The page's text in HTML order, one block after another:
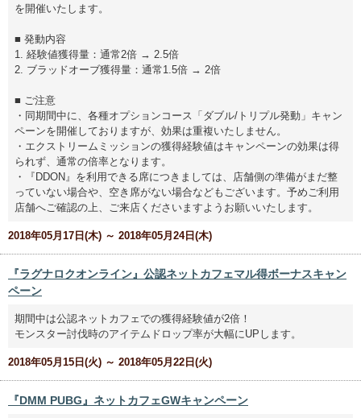
を開催いたします。
■ 発動内容
1. 経験値獲得量：通常2倍 → 2.5倍
2. ブラッドオーブ獲得量：通常1.5倍 → 2倍
■ ご注意
・同期間中に、各種オプションコース「ダブル/トリプル発動」キャン
ペーンを開催しておりますが、効果は重複いたしません。
・エクストリームミッションの獲得経験値はキャンペーンの効果は得
られず、通常の倍率となります。
・『DDON』を利用できる席につきましては、店舗側の準備がまだ整
っていない場合や、空き席がない場合などもございます。予めご利用
店舗へご確認の上、ご来店くださいますようお願いいたします。
2018年05月17日(木) ～ 2018年05月24日(木)
『ラグナロクオンライン』公認ネットカフェマル得ボーナスキャン
ペーン
期間中は公認ネットカフェでの獲得経験値が2倍！
モンスター討伐時のアイテムドロップ率が大幅にUPします。
2018年05月15日(火) ～ 2018年05月22日(火)
『DMM PUBG』ネットカフェGWキャンペーン